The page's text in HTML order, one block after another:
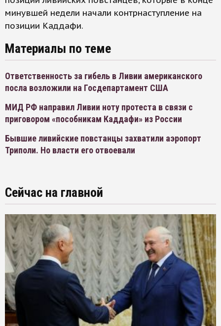
минувшей недели начали контрнаступление на
позиции Каддафи.
Материалы по теме
Ответственность за гибель в Ливии американского
посла возложили на Госдепартамент США
МИД РФ направил Ливии ноту протеста в связи с
приговором «пособникам Каддафи» из России
Бывшие ливийские повстанцы захватили аэропорт
Триполи. Но власти его отвоевали
Сейчас на главной